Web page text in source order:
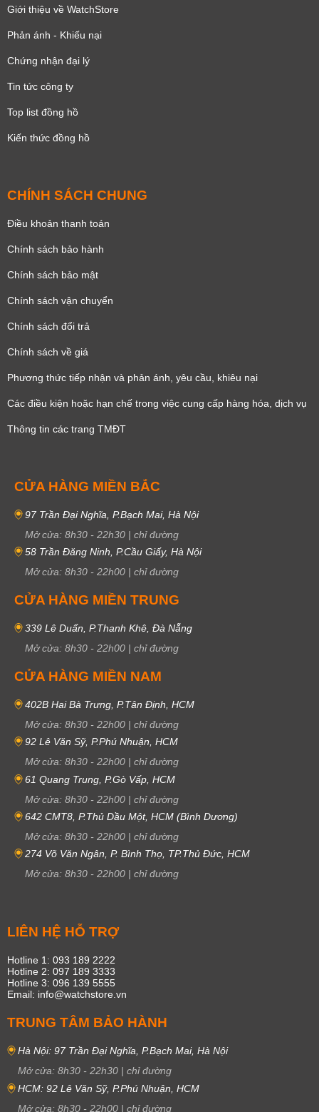
Giới thiệu về WatchStore
Phản ánh - Khiếu nại
Chứng nhận đại lý
Tin tức công ty
Top list đồng hồ
Kiến thức đồng hồ
CHÍNH SÁCH CHUNG
Điều khoản thanh toán
Chính sách bảo hành
Chính sách bảo mật
Chính sách vận chuyển
Chính sách đổi trả
Chính sách về giá
Phương thức tiếp nhận và phản ánh, yêu cầu, khiêu nại
Các điều kiện hoặc hạn chế trong việc cung cấp hàng hóa, dịch vụ
Thông tin các trang TMĐT
CỬA HÀNG MIỀN BẮC
97 Trần Đại Nghĩa, P.Bạch Mai, Hà Nội
Mở cửa: 8h30 - 22h30 | chỉ đường
58 Trần Đăng Ninh, P.Cầu Giấy, Hà Nội
Mở cửa: 8h30 - 22h00 | chỉ đường
CỬA HÀNG MIỀN TRUNG
339 Lê Duẩn, P.Thanh Khê, Đà Nẵng
Mở cửa: 8h30 - 22h00 | chỉ đường
CỬA HÀNG MIỀN NAM
402B Hai Bà Trưng, P.Tân Định, HCM
Mở cửa: 8h30 - 22h00 | chỉ đường
92 Lê Văn Sỹ, P.Phú Nhuận, HCM
Mở cửa: 8h30 - 22h00 | chỉ đường
61 Quang Trung, P.Gò Vấp, HCM
Mở cửa: 8h30 - 22h00 | chỉ đường
642 CMT8, P.Thủ Dầu Một, HCM (Bình Dương)
Mở cửa: 8h30 - 22h00 | chỉ đường
274 Võ Văn Ngân, P. Bình Thọ, TP.Thủ Đức, HCM
Mở cửa: 8h30 - 22h00 | chỉ đường
LIÊN HỆ HỖ TRỢ
Hotline 1: 093 189 2222
Hotline 2: 097 189 3333
Hotline 3: 096 139 5555
Email: info@watchstore.vn
TRUNG TÂM BẢO HÀNH
Hà Nội: 97 Trần Đại Nghĩa, P.Bạch Mai, Hà Nội
Mở cửa: 8h30 - 22h30 | chỉ đường
HCM: 92 Lê Văn Sỹ, P.Phú Nhuận, HCM
Mở cửa: 8h30 - 22h00 | chỉ đường